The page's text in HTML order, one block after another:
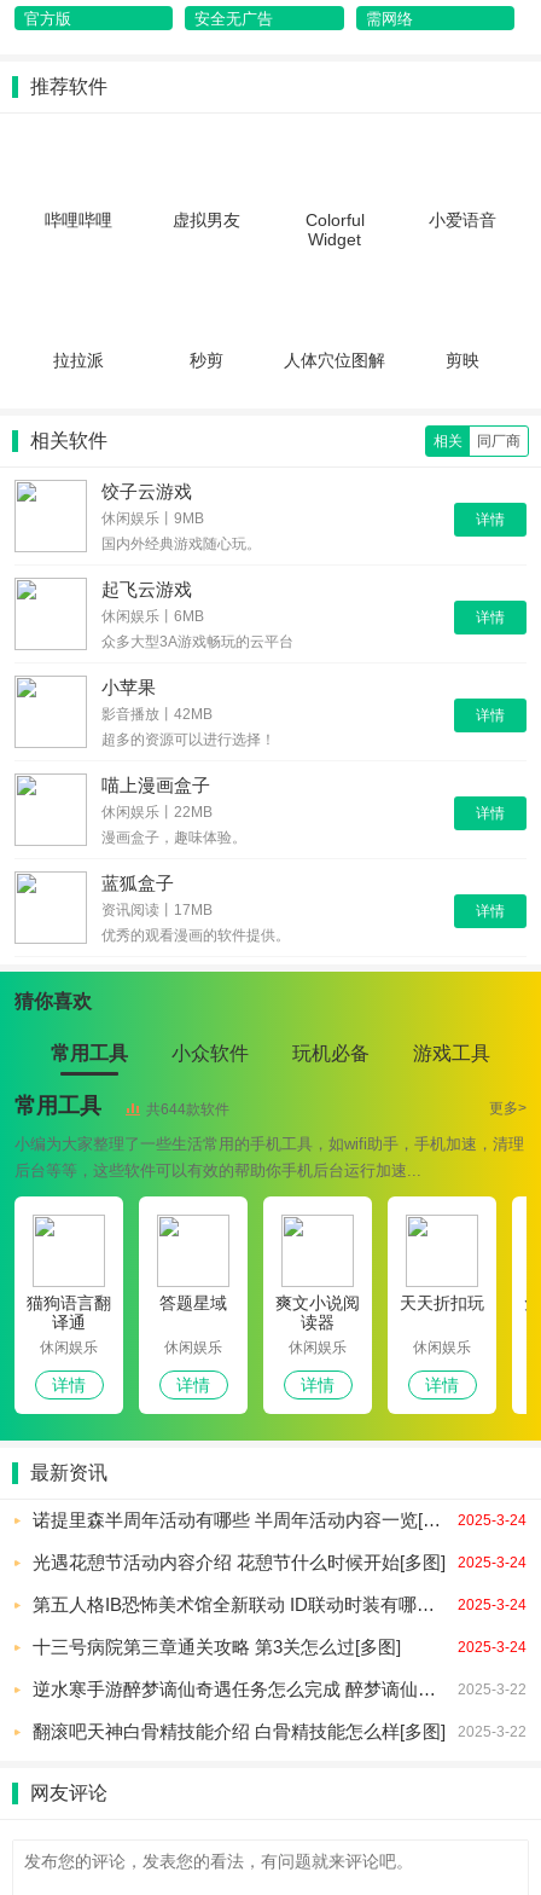
官方版 安全无广告 需网络
推荐软件
哔哩哔哩 虚拟男友
Colorful
Widget
小爱语音
拉拉派 秒剪 人体穴位图解 剪映
相关软件 相关 同厂商
详情
饺子云游戏
休闲娱乐丨9MB
国内外经典游戏随心玩。
详情
起飞云游戏
休闲娱乐丨6MB
众多大型3A游戏畅玩的云平台
详情
小苹果
影音播放丨42MB
超多的资源可以进行选择！
详情
喵上漫画盒子
休闲娱乐丨22MB
漫画盒子，趣味体验。
详情
蓝狐盒子
资讯阅读丨17MB
优秀的观看漫画的软件提供。
猜你喜欢
常用工具 小众软件 玩机必备 游戏工具
常用工具 共644款软件 更多>
小编为大家整理了一些生活常用的手机工具，如wifi助手，手机加速，清理
后台等等，这些软件可以有效的帮助你手机后台运行加速...
猫狗语言翻
译通
休闲娱乐
详情
答题星域
休闲娱乐
详情
爽文小说阅
读器
休闲娱乐
详情
天天折扣玩
休闲娱乐
详情
最新资讯
诺提里森半周年活动有哪些 半周年活动内容一览[多图] 2025-3-24
光遇花憩节活动内容介绍 花憩节什么时候开始[多图] 2025-3-24
第五人格IB恐怖美术馆全新联动 ID联动时装有哪些[多图] 2025-3-24
十三号病院第三章通关攻略 第3关怎么过[多图] 2025-3-24
逆水寒手游醉梦谪仙奇遇任务怎么完成 醉梦谪仙奇遇攻略[多图] 2025-3-22
翻滚吧天神白骨精技能介绍 白骨精技能怎么样[多图] 2025-3-22
网友评论